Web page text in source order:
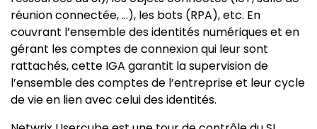
réunion connectée, …), les bots (RPA), etc. En
couvrant l’ensemble des identités numériques et en
gérant les comptes de connexion qui leur sont
rattachés, cette IGA garantit la supervision de
l’ensemble des comptes de l’entreprise et leur cycle
de vie en lien avec celui des identités.